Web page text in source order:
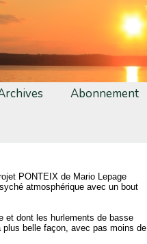
Abonnement
PONTEIX de Mario Lepage
atmosphérique avec un bout
et dont les hurlements de basse
plus belle façon, avec pas moins de